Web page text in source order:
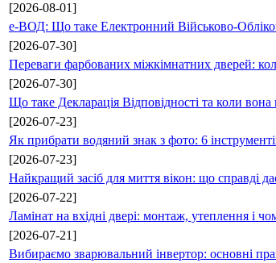
[2026-08-01]
е-ВОД: Що таке Електронний Військово-
[2026-07-30]
Переваги фарбованих міжкімнатних дверей:
[2026-07-30]
Що таке Декларація Відповідності та коли вона
[2026-07-23]
Як прибрати водяний знак з фото: 6
[2026-07-23]
Найкращий засіб для миття вікон: що справді
[2026-07-22]
Ламінат на вхідні двері: монтаж, утеплення і
[2026-07-21]
Вибираємо зварювальний інвертор: основні